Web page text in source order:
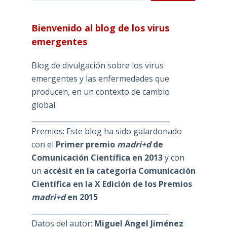
Bienvenido al blog de los virus
emergentes
Blog de divulgación sobre los virus
emergentes y las enfermedades que
producen, en un contexto de cambio
global.
Premios: Este blog ha sido galardonado
con el Primer premio madri+dde
Comunicación Científica en 2013y con
un accésit en la categoría Comunicación
Científica en la X Edición de los Premios
madri+den 2015
Datos del autor: Miguel Angel Jiménez